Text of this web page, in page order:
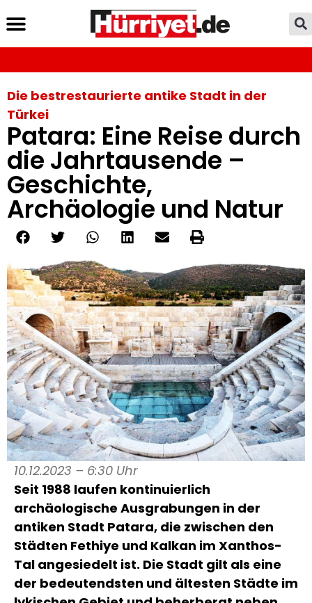
Die bestrestaurierte antike Stadt in der
Türkei
Patara: Eine Reise durch
die Jahrtausende –
Geschichte,
Archäologie und Natur
10.12.2023 – 6:30 Uhr
Seit 1988 laufen kontinuierlich
archäologische Ausgrabungen in der
antiken Stadt Patara, die zwischen den
Städten Fethiye und Kalkan im Xanthos-
Tal angesiedelt ist. Die Stadt gilt als eine
der bedeutendsten und ältesten Städte im